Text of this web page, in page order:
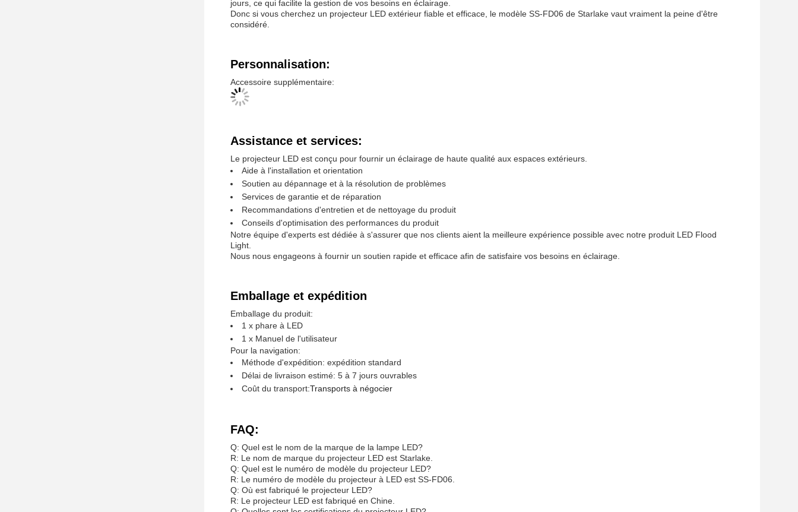
considéré.
Accessoire supplémentaire:
Le projecteur LED est conçu pour fournir un éclairage de haute qualité aux espaces extérieurs.
Soutien au dépannage et à la résolution de problèmes
Recommandations d'entretien et de nettoyage du produit
Conseils d'optimisation des performances du produit
Notre équipe d'experts est dédiée à s'assurer que nos clients aient la meilleure expérience possible avec notre produit LED Flood
Light.
Nous nous engageons à fournir un soutien rapide et efficace afin de satisfaire vos besoins en éclairage.
Emballage du produit:
1 x Manuel de l'utilisateur
Pour la navigation:
Méthode d'expédition: expédition standard
Délai de livraison estimé: 5 à 7 jours ouvrables
Coût du transport:
Transports à négocier
Q: Quel est le nom de la marque de la lampe LED?
R: Le nom de marque du projecteur LED est Starlake.
Q: Quel est le numéro de modèle du projecteur LED?
R: Le numéro de modèle du projecteur à LED est SS-FD06.
Q: Où est fabriqué le projecteur LED?
R: Le projecteur LED est fabriqué en Chine.
Q: Quelles sont les certifications du projecteur LED?
R: Le projecteur LED est certifié UL, ETL et DLC.